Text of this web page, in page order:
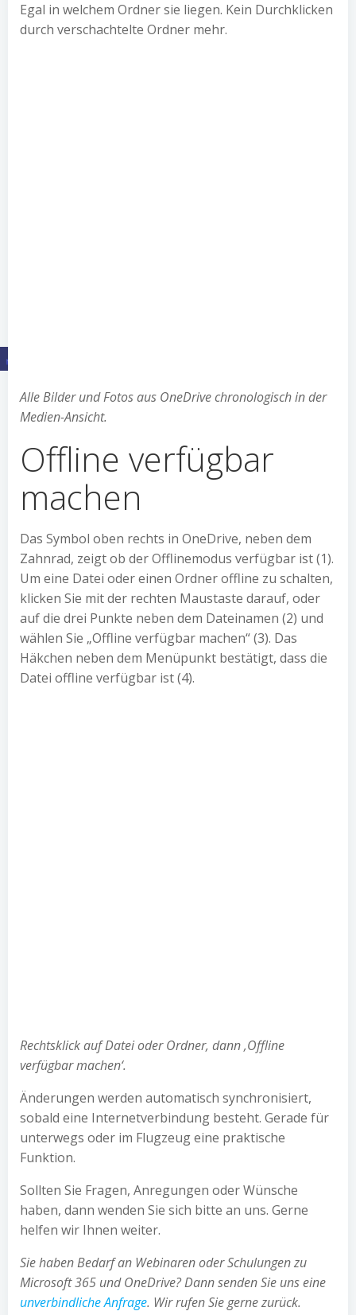
Egal in welchem Ordner sie liegen. Kein Durchklicken
durch verschachtelte Ordner mehr.
Alle Bilder und Fotos aus OneDrive chronologisch in der
Medien-Ansicht.
Offline verfügbar
machen
Das Symbol oben rechts in OneDrive, neben dem
Zahnrad, zeigt ob der Offlinemodus verfügbar ist (1).
Um eine Datei oder einen Ordner offline zu schalten,
klicken Sie mit der rechten Maustaste darauf, oder
auf die drei Punkte neben dem Dateinamen (2) und
wählen Sie „Offline verfügbar machen“ (3). Das
Häkchen neben dem Menüpunkt bestätigt, dass die
Datei offline verfügbar ist (4).
Rechtsklick auf Datei oder Ordner, dann ‚Offline
verfügbar machen‘.
Änderungen werden automatisch synchronisiert,
sobald eine Internetverbindung besteht. Gerade für
unterwegs oder im Flugzeug eine praktische
Funktion.
Sollten Sie Fragen, Anregungen oder Wünsche
haben, dann wenden Sie sich bitte an uns. Gerne
helfen wir Ihnen weiter.
Sie haben Bedarf an Webinaren oder Schulungen zu
Microsoft 365 und OneDrive? Dann senden Sie uns eine
unverbindliche Anfrage. Wir rufen Sie gerne zurück.